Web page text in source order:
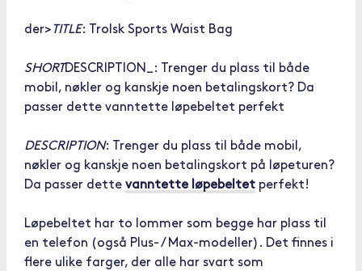
der> TITLE: Trolsk Sports Waist Bag
SHORTDESCRIPTION_:
Trenger du plass til både
mobil, nøkler og kanskje noen betalingskort? Da
passer dette vanntette løpebeltet perfekt
DESCRIPTION:
Trenger du plass til både mobil,
nøkler og kanskje noen betalingskort på løpeturen?
Da passer dette vanntette løpebeltet perfekt!
Løpebeltet har to lommer som begge har plass til
en telefon (også Plus- / Max-modeller). Det finnes i
flere ulike farger, der alle har svart som